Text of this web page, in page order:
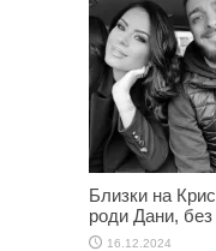
Близки на
роди Дани,
16.12.2024